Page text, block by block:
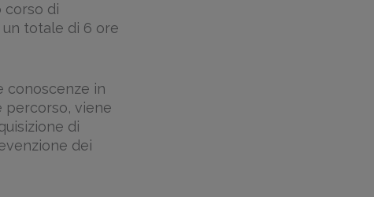
corso di
totale di 6 ore
conoscenze in
percorso, viene
di
dei